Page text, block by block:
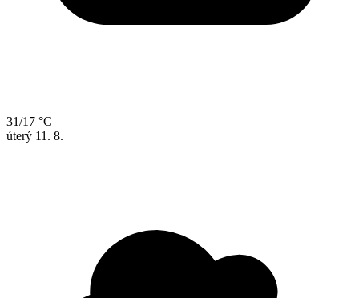
31/17 °C
úterý 11. 8.